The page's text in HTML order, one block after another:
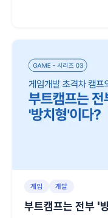
게임 개발
부트캠프는 전부 '